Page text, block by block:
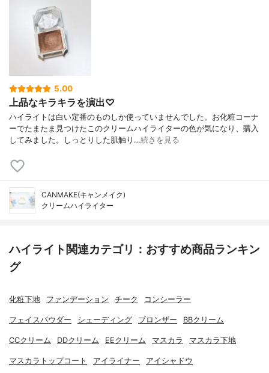
5.00
上品なキラキラを演出♡
ハイライトは白い定番のものしか使っていませんでした。お化粧コーナ
ーでたまたま見つけたこのクリームハイライターの色が気になり、購入
してみました。しっとりした肌触り…続きを見る
CANMAKE(キャンメイク)
クリームハイライター
ハイライト関連カテゴリ：おすすめ商品ランキン
グ
化粧下地 ファンデーション チーク コンシーラー
フェイスパウダー シェーディング ブロンザー BBクリーム
CCクリーム DDクリーム EEクリーム マスカラ マスカラ下地
マスカラトップコート アイライナー アイシャドウ